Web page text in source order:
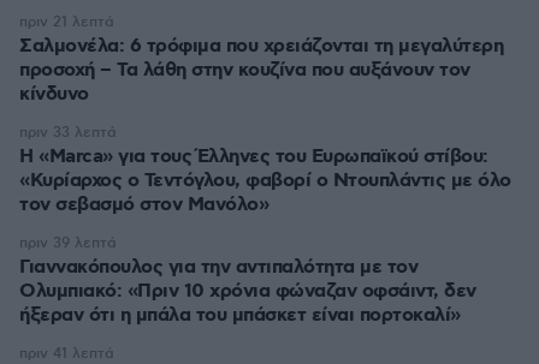
Σαλμονέλα: 6 τρόφιμα που χρειάζονται τη μεγαλύτερη
προσοχή – Τα λάθη στην κουζίνα που αυξάνουν τον
κίνδυνο
πριν 21 λεπτά
Η «Marca» για τους Έλληνες του Ευρωπαϊκού στίβου:
«Κυρίαρχος ο Τεντόγλου, φαβορί ο Ντουπλάντις με όλο
τον σεβασμό στον Μανόλο»
πριν 33 λεπτά
Γιαννακόπουλος για την αντιπαλότητα με τον
Ολυμπιακό: «Πριν 10 χρόνια φώναζαν οφσάιντ, δεν
ήξεραν ότι η μπάλα του μπάσκετ είναι πορτοκαλί»
πριν 39 λεπτά
πριν 41 λεπτά